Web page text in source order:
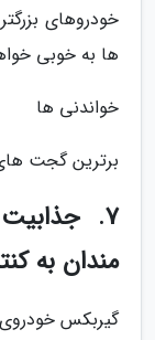
خودروهای
ها به خوبی
خواندنی ها
برترین گجت
7.
مندان به